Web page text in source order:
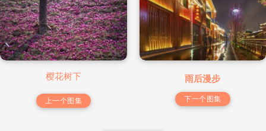
樱花树下
上一个图集
雨后漫步
下一个图集